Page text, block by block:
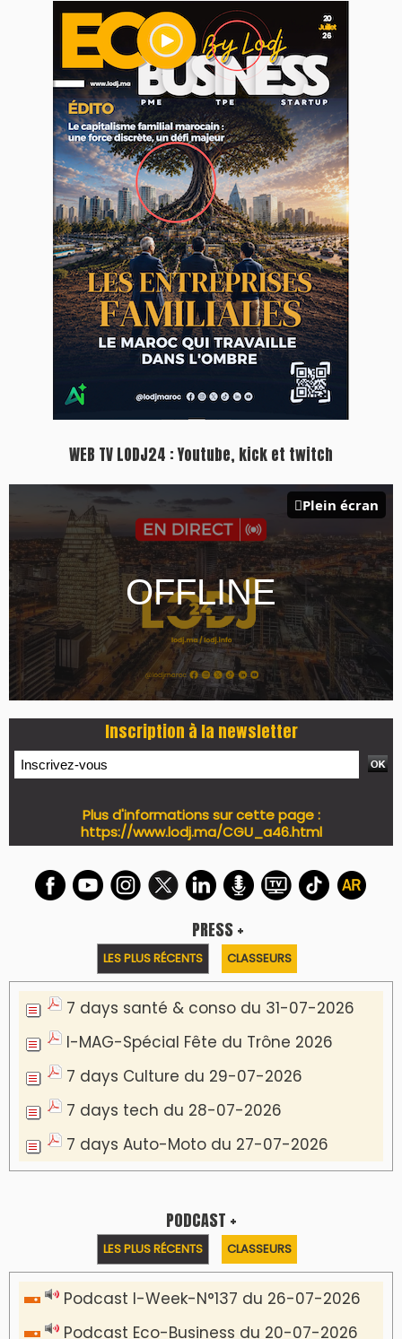
WEB TV LODJ24 : Youtube, kick et twitch
Plein écran
Inscription à la newsletter
Plus d'informations sur cette page :
PRESS +
LES PLUS RÉCENTS CLASSEURS
7 days santé & conso du 31-07-2026
I-MAG-Spécial Fête du Trône 2026
7 days Culture du 29-07-2026
7 days Auto-Moto du 27-07-2026
PODCAST +
LES PLUS RÉCENTS CLASSEURS
Podcast I-Week-N°137 du 26-07-2026
Podcast Eco-Business du 20-07-2026
Podcast IA-MAG-07 du 22-07-2026
Podcast I-Week N°136-19-07-2026
Podcast I-débats N31 du 18-07-2026
Communiqué de presse
Marrakech : le Musée Yves Saint Laurent fait
du mois d'août un rendez-vous